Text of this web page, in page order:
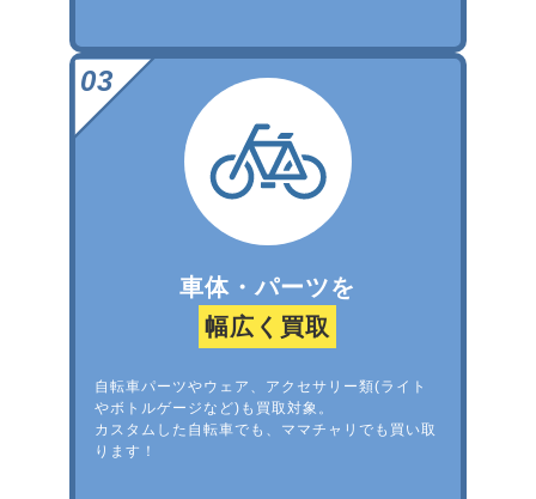
車体・パーツを
幅広く買取
自転車パーツやウェア、アクセサリー類(ライト
やボトルゲージなど)も買取対象。
カスタムした自転車でも、ママチャリでも買い取
ります！